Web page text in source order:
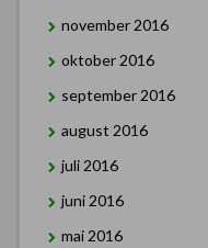
november 2016
oktober 2016
september 2016
august 2016
juli 2016
juni 2016
mai 2016